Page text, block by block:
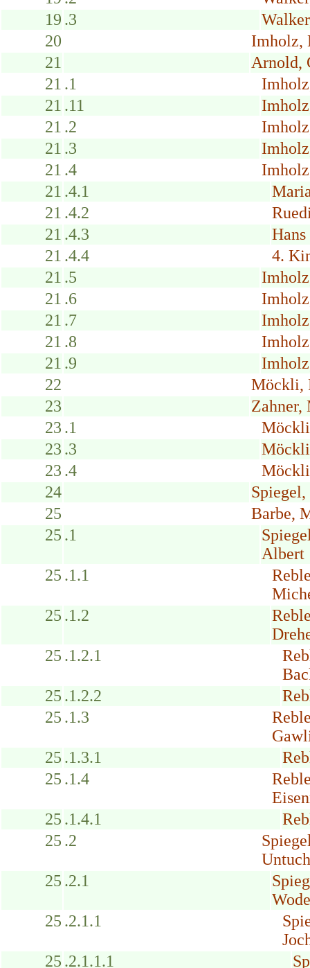
19 .3
20
Imholz,
21
Arnold,
21 .1
21 .11
21 .2
21 .3
21 .4
21 .4.1
21 .4.2
21 .4.3
Hans
21 .4.4
4.
21 .5
21 .6
21 .7
21 .8
21 .9
22
Möckli,
23
Zahner,
23 .1
23 .3
23 .4
24
25
Barbe,
25 .1
Albert
25 .1.1
25 .1.2
25 .1.2.1
25 .1.2.2
25 .1.3
25 .1.3.1
25 .1.4
25 .1.4.1
25 .2
25 .2.1
25 .2.1.1
25 .2.1.1.1